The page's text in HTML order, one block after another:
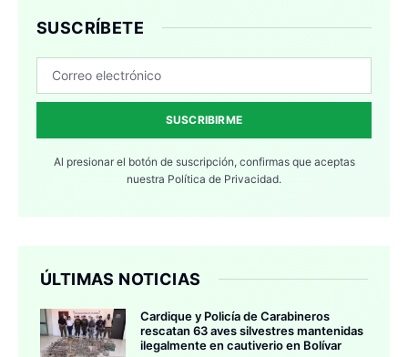
SUSCRÍBETE
SUSCRIBIRME
Al presionar el botón de suscripción, confirmas que aceptas
nuestra Política de Privacidad.
ÚLTIMAS NOTICIAS
Cardique y Policía de Carabineros
rescatan 63 aves silvestres mantenidas
ilegalmente en cautiverio en Bolívar